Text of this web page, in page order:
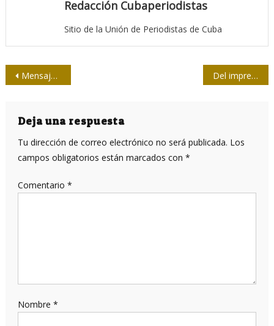
Redacción Cubaperiodistas
Sitio de la Unión de Periodistas de Cuba
Navegación
entradas
Mensajes de condolencia por deceso de Isabelita Moya Del imprescindible debate para el nuevo escenario mediático
Deja una respuesta
Tu dirección de correo electrónico no será publicada. Los
campos obligatorios están marcados con *
Comentario *
Nombre *